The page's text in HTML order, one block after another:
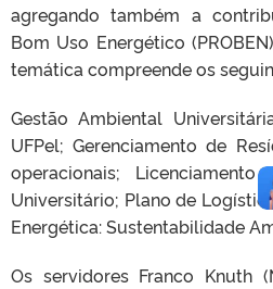
agregando também a
Bom Uso Energético
temática compreende os
Gestão Ambiental
UFPel; Gerenciamento de
operacionais;
Universitário; Plano de
Energética: Sustentabilidade
Os servidores Franco Knuth